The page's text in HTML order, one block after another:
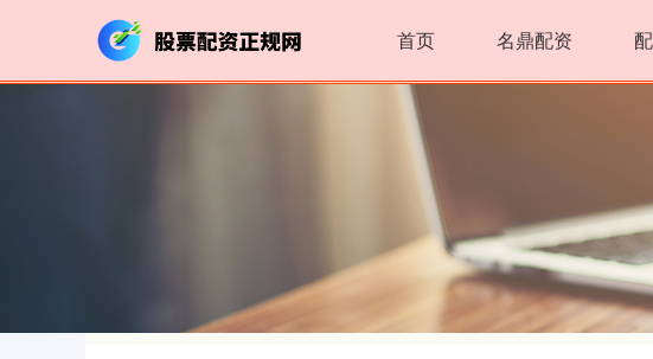
首页 名鼎配资